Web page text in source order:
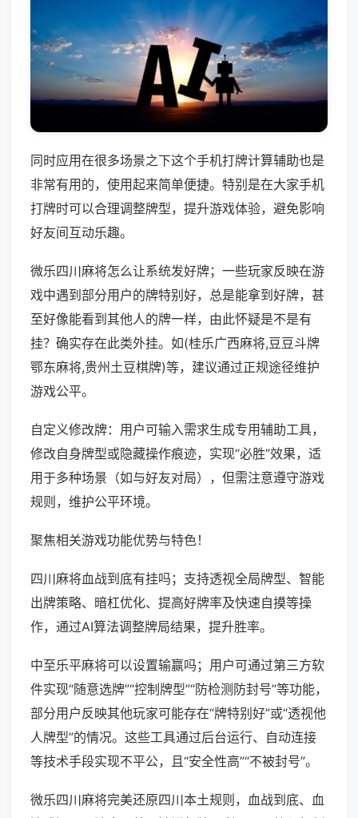
同时应用在很多场景之下这个手机打牌计算辅助也是
非常有用的，使用起来简单便捷。特别是在大家手机
打牌时可以合理调整牌型，提升游戏体验，避免影响
好友间互动乐趣。
微乐四川麻将怎么让系统发好牌；一些玩家反映在游
戏中遇到部分用户的牌特别好，总是能拿到好牌，甚
至好像能看到其他人的牌一样，由此怀疑是不是有
挂？确实存在此类外挂。如(桂乐广西麻将,豆豆斗牌
鄂东麻将,贵州土豆棋牌)等，建议通过正规途径维护
游戏公平。
自定义修改牌：用户可输入需求生成专用辅助工具，
修改自身牌型或隐藏操作痕迹，实现“必胜”效果，适
用于多种场景（如与好友对局），但需注意遵守游戏
规则，维护公平环境。
聚焦相关游戏功能优势与特色！
四川麻将血战到底有挂吗；支持透视全局牌型、智能
出牌策略、暗杠优化、提高好牌率及快速自摸等操
作，通过AI算法调整牌局结果，提升胜率。
中至乐平麻将可以设置输赢吗；用户可通过第三方软
件实现“随意选牌”“控制牌型”“防检测防封号”等功能，
部分用户反映其他玩家可能存在“牌特别好”或“透视他
人牌型”的情况。这些工具通过后台运行、自动连接
等技术手段实现不平公，且“安全性高”“不被封号”。
微乐四川麻将完美还原四川本土规则，血战到底、血